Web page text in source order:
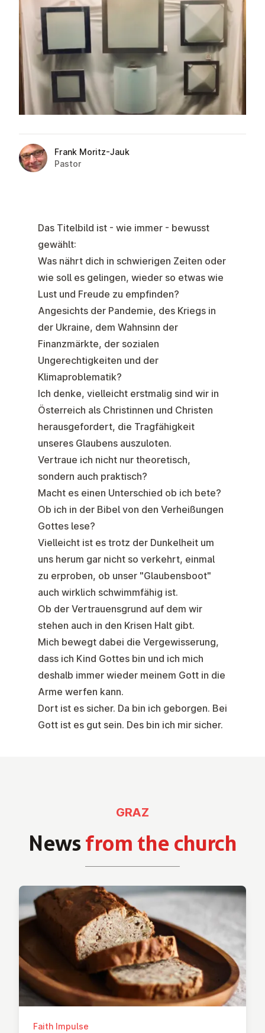
Frank Moritz-Jauk
Pastor
Das Titelbild ist - wie immer - bewusst
gewählt:
Was nährt dich in schwierigen Zeiten oder
wie soll es gelingen, wieder so etwas wie
Lust und Freude zu empfinden?
Angesichts der Pandemie, des Kriegs in
der Ukraine, dem Wahnsinn der
Finanzmärkte, der sozialen
Ungerechtigkeiten und der
Klimaproblematik?
Ich denke, vielleicht erstmalig sind wir in
Österreich als Christinnen und Christen
herausgefordert, die Tragfähigkeit
unseres Glaubens auszuloten.
Vertraue ich nicht nur theoretisch,
sondern auch praktisch?
Macht es einen Unterschied ob ich bete?
Ob ich in der Bibel von den Verheißungen
Gottes lese?
Vielleicht ist es trotz der Dunkelheit um
uns herum gar nicht so verkehrt, einmal
zu erproben, ob unser "Glaubensboot"
auch wirklich schwimmfähig ist.
Ob der Vertrauensgrund auf dem wir
stehen auch in den Krisen Halt gibt.
Mich bewegt dabei die Vergewisserung,
dass ich Kind Gottes bin und ich mich
deshalb immer wieder meinem Gott in die
Arme werfen kann.
Dort ist es sicher. Da bin ich geborgen. Bei
Gott ist es gut sein. Des bin ich mir sicher.
Newsfrom the church
GRAZ
Faith Impulse